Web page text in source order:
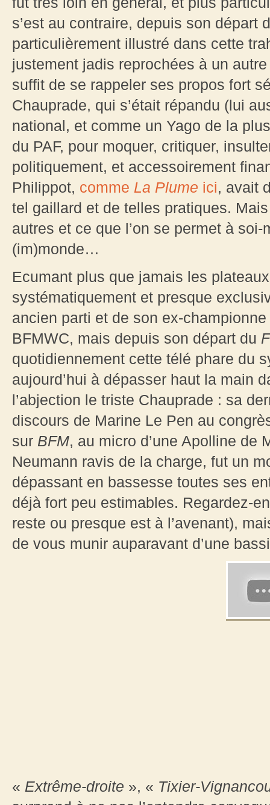
s’est au contraire, depuis son départ
particulièrement illustré dans cette
justement jadis reprochées à un
suffit de se rappeler ses propos fort
Chauprade, qui s’était répandu (lui
national, et comme un Yago de la
du PAF, pour moquer, critiquer,
politiquement, et accessoirement
Philippot, comme La Plume ici, avait
tel gaillard et de telles pratiques.
autres et ce que l’on se permet à
(im)monde…
Ecumant plus que jamais les
systématiquement et presque
ancien parti et de son ex-
BFMWC, mais depuis son départ du
quotidiennement cette télé phare du
aujourd’hui à dépasser haut la main
l’abjection le triste Chauprade : sa
discours de Marine Le Pen au
sur BFM, au micro d’une Apolline de
Neumann ravis de la charge, fut un
dépassant en bassesse toutes ses
déjà fort peu estimables. Regardez-
reste ou presque est à l’avenant),
de vous munir auparavant d’une
« Extrême-droite », « Tixier-